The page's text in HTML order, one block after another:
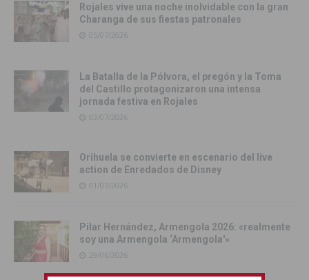
Rojales vive una noche inolvidable con la gran
Charanga de sus fiestas patronales
05/07/2026
La Batalla de la Pólvora, el pregón y la Toma
del Castillo protagonizaron una intensa
jornada festiva en Rojales
03/07/2026
Orihuela se convierte en escenario del live
action de Enredados de Disney
01/07/2026
Pilar Hernández, Armengola 2026: «realmente
soy una Armengola ‘Armengola'»
29/06/2026